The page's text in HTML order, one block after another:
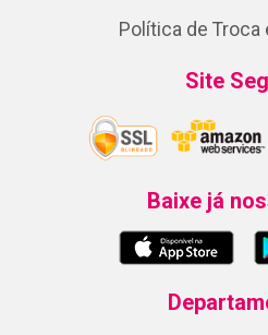
Política de Troca
Site
Baixe já